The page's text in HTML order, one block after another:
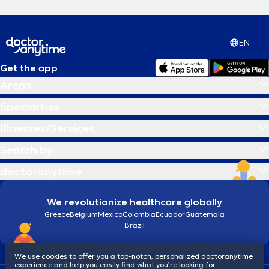
EN
Get the app
We revolutionize healthcare globally
GreeceBelgiumMexicoColombiaEcuadorGuatemala
Brazil
We use cookies to offer you a top-notch, personalized doctoranytime
experience and help you easily find what you’re looking for.